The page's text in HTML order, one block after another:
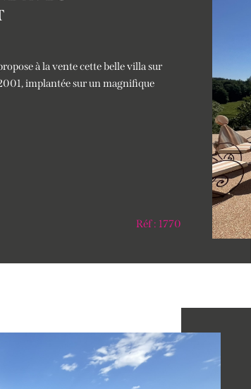
à la vente cette belle villa sur
implantée sur un magnifique
Réf : 1770